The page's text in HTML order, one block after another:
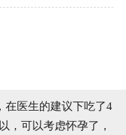
医生的建议下吃了4
，可以考虑怀孕了，